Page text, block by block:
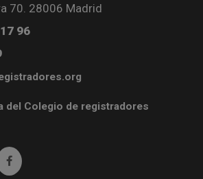
70. 28006 Madrid
96
del Colegio de registradores
Ir a facebook (abre en ventana nueva)